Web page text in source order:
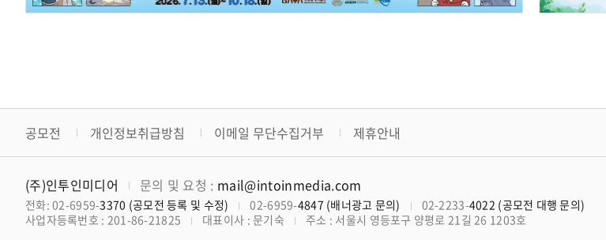
공모전 개인정보취급방침 이메일 무단수집거부 제휴안내
(주)인투인미디어 문의 및 요청 : mail@intoinmedia.com
전화: 02-6959-3370 (공모전 등록 및 수정) 02-6959-4847 (배너광고 문의) 02-2233-4022 (공모전 대행 문의)
사업자등록번호 : 201-86-21825
대표이사 : 문기숙 주소 : 서울시 영등포구 양평로 21길 26 1203호